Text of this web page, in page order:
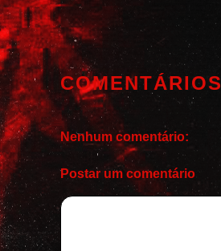
COMENTÁRIOS
Nenhum comentário:
Postar um comentário